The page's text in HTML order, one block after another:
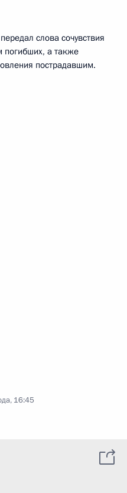
слова сочувствия
а также
пострадавшим.
16:45